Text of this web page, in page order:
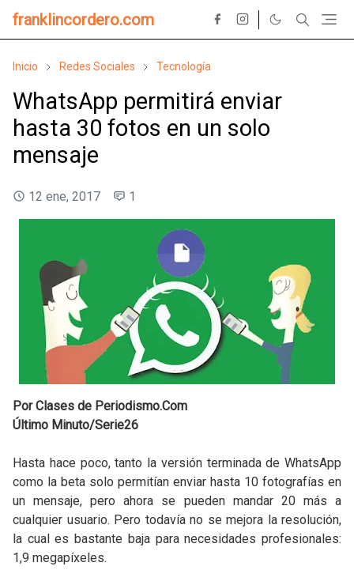
franklincordero.com
Inicio Redes Sociales Tecnología
WhatsApp permitirá enviar
hasta 30 fotos en un solo
mensaje
12 ene, 2017 1
Por Clases de Periodismo.Com
Último Minuto/Serie26
Hasta hace poco, tanto la versión terminada de WhatsApp
como la beta solo permitían enviar hasta 10 fotografías en
un mensaje, pero ahora se pueden mandar 20 más a
cualquier usuario. Pero todavía no se mejora la resolución,
la cual es bastante baja para necesidades profesionales:
1,9 megapíxeles.